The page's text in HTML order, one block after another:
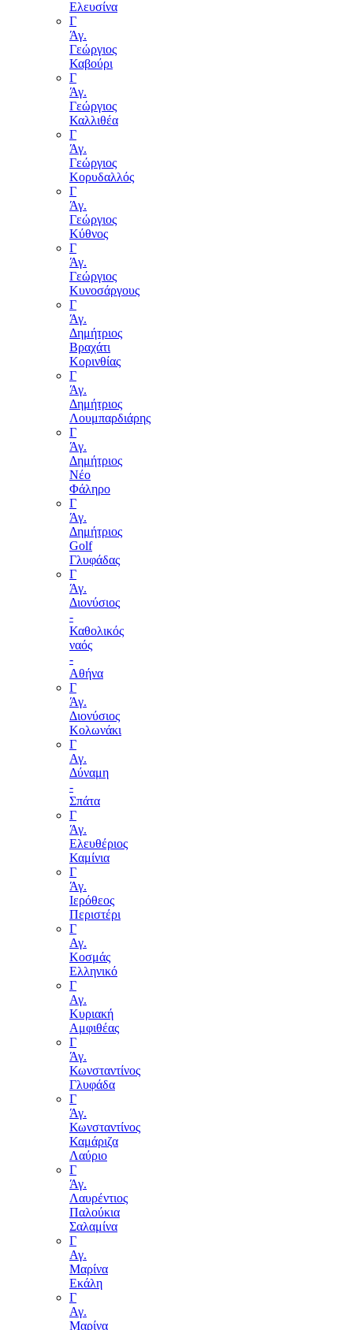
Ελευσίνα
Γ
Άγ.
Γεώργιος
Καβούρι
Γ
Άγ.
Γεώργιος
Καλλιθέα
Γ
Άγ.
Γεώργιος
Κορυδαλλός
Γ
Άγ.
Γεώργιος
Κύθνος
Γ
Άγ.
Γεώργιος
Κυνοσάργους
Γ
Άγ.
Δημήτριος
Βραχάτι
Κορινθίας
Γ
Άγ.
Δημήτριος
Λουμπαρδιάρης
Γ
Άγ.
Δημήτριος
Νέο
Φάληρο
Γ
Άγ.
Δημήτριος
Golf
Γλυφάδας
Γ
Άγ.
Διονύσιος
-
Καθολικός
ναός
-
Αθήνα
Γ
Άγ.
Διονύσιος
Κολωνάκι
Γ
Αγ.
Δύναμη
-
Σπάτα
Γ
Άγ.
Ελευθέριος
Καμίνια
Γ
Άγ.
Ιερόθεος
Περιστέρι
Γ
Αγ.
Κοσμάς
Ελληνικό
Γ
Αγ.
Κυριακή
Αμφιθέας
Γ
Άγ.
Κωνσταντίνος
Γλυφάδα
Γ
Άγ.
Κωνσταντίνος
Καμάριζα
Λαύριο
Γ
Άγ.
Λαυρέντιος
Παλούκια
Σαλαμίνα
Γ
Αγ.
Μαρίνα
Εκάλη
Γ
Αγ.
Μαρίνα